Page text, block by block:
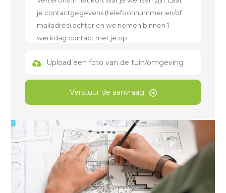
Upload een foto van de tuin/omgeving
Verstuur de aanvraag